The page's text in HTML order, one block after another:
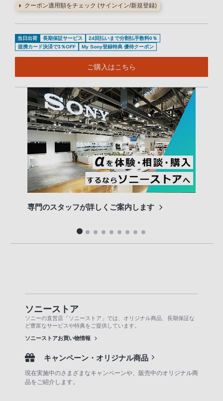
クーポン適用額をチェック (サインイン/新規登録)
当日出荷 長期保証サービス
24回払いまで分割払手数料0％
提携カード決済で3％OFF
My Sony登録特典 優待クーポン
ご購入はこちら
専門のスタッフが詳しくご案内します
ソニーストア
ソニーの直営店「ソニーストア」では、オリジナル商品、長期保証な
ど豊富なサービスや特典をご提供しています。
ソニーストアお買い物情報
キャンペーン・オリジナル商品
現在実施中のさまざまなキャンペーンや、販売中のオリジナル商
品をご紹介します。